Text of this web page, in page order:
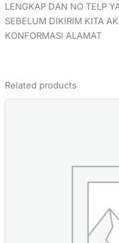
LENGKAP DAN NO TELP
SEBELUM DIKIRIM KITA
KONFORMASI ALAMAT
Related products